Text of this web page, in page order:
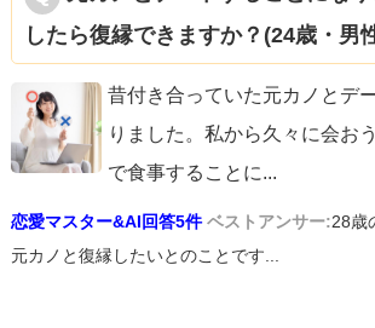
したら復縁できますか？(24歳・男
昔付き合っていた元カノとデ
りました。私から久々に会お
で食事することに...
恋愛マスター&AI回答5件 ベストアンサー:28歳
元カノと復縁したいとのことです...